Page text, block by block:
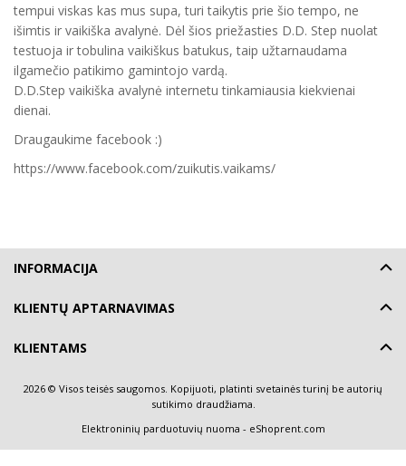
tempui viskas kas mus supa, turi taikytis prie šio tempo, ne
išimtis ir vaikiška avalynė. Dėl šios priežasties D.D. Step nuolat
testuoja ir tobulina vaikiškus batukus, taip užtarnaudama
ilgamečio patikimo gamintojo vardą.
D.D.Step vaikiška avalynė internetu tinkamiausia kiekvienai
dienai.
Draugaukime facebook :)
https://www.facebook.com/zuikutis.vaikams/
INFORMACIJA
KLIENTŲ APTARNAVIMAS
KLIENTAMS
2026 © Visos teisės saugomos. Kopijuoti, platinti svetainės turinį be autorių
sutikimo draudžiama.
Elektroninių parduotuvių nuoma - eShoprent.com